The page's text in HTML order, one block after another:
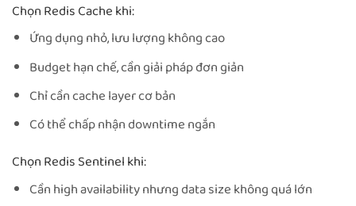
Chọn Redis Cache khi:
Ứng dụng nhỏ, lưu lượng không cao
Budget hạn chế, cần giải pháp đơn giản
Chỉ cần cache layer cơ bản
Có thể chấp nhận downtime ngắn
Chọn Redis Sentinel khi:
Cần high availability nhưng data size không quá lớn